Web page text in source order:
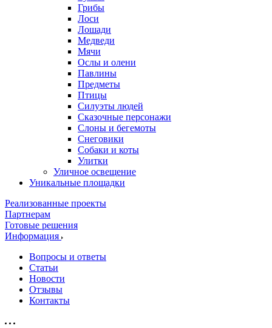
Грибы
Лоси
Лошади
Медведи
Мячи
Ослы и олени
Павлины
Предметы
Птицы
Силуэты людей
Сказочные персонажи
Слоны и бегемоты
Снеговики
Собаки и коты
Улитки
Уличное освещение
Уникальные площадки
Реализованные проекты
Партнерам
Готовые решения
Информация
Вопросы и ответы
Статьи
Новости
Отзывы
Контакты